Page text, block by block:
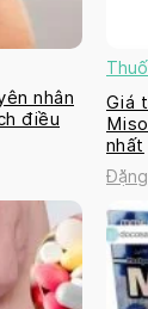
nhân
điều
Giá
nhất